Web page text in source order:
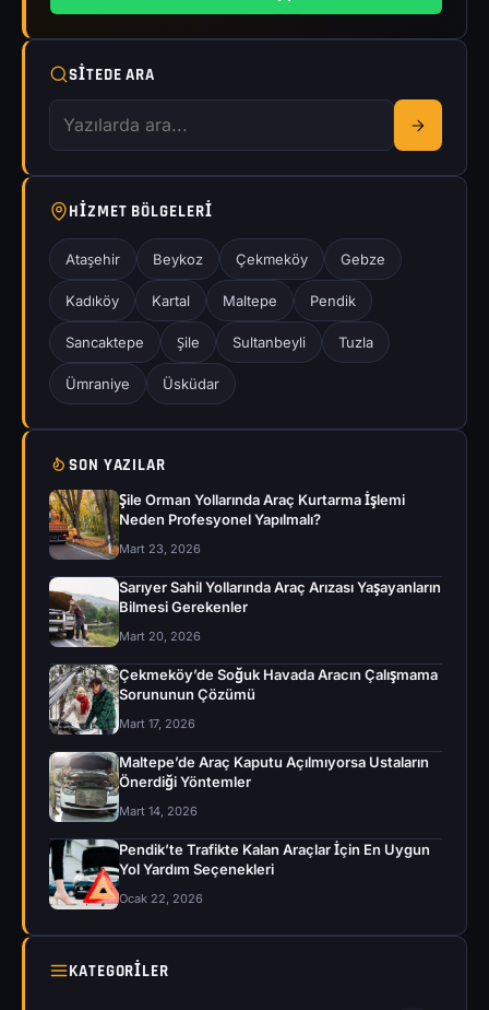
SITEDE ARA
HIZMET BÖLGELERI
Ataşehir Beykoz Çekmeköy Gebze
Kadıköy Kartal Maltepe Pendik
Sancaktepe Şile Sultanbeyli Tuzla
Ümraniye Üsküdar
SON YAZILAR
Şile Orman Yollarında Araç Kurtarma İşlemi
Neden Profesyonel Yapılmalı?
Mart 23, 2026
Sarıyer Sahil Yollarında Araç Arızası Yaşayanların
Bilmesi Gerekenler
Mart 20, 2026
Çekmeköy’de Soğuk Havada Aracın Çalışmama
Sorununun Çözümü
Mart 17, 2026
Maltepe’de Araç Kaputu Açılmıyorsa Ustaların
Önerdiği Yöntemler
Mart 14, 2026
Pendik’te Trafikte Kalan Araçlar İçin En Uygun
Yol Yardım Seçenekleri
Ocak 22, 2026
KATEGORILER